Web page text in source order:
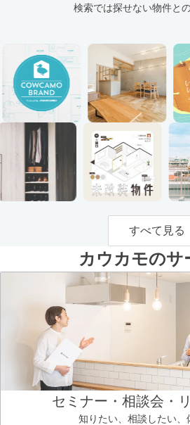
検索では探せない物件と
すべて見る
カウカモのサ
セミナー・相談会・
知りたい、相談したい、